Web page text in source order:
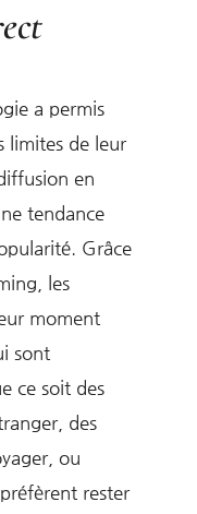
a permis
limites de leur
en
tendance
Grâce
les
moment
sont
ce soit des
des
ou
rester